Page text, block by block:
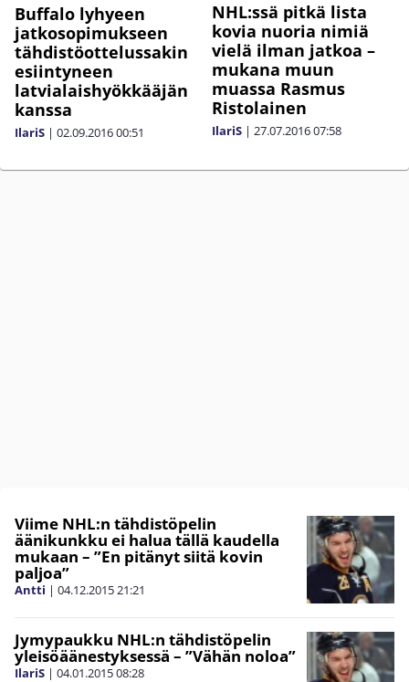
Buffalo lyhyeen
jatkosopimukseen
tähdistöottelussakin
esiintyneen
latvialaishyökkääjän
kanssa
IlariS | 02.09.201600:51
NHL:ssä pitkä lista
kovia nuoria nimiä
vielä ilman jatkoa –
mukana muun
muassa Rasmus
Ristolainen
IlariS | 27.07.201607:58
Viime NHL:n tähdistöpelin
äänikunkku ei halua tällä kaudella
mukaan – ”En pitänyt siitä kovin
paljoa”
Antti | 04.12.201521:21
Jymypaukku NHL:n tähdistöpelin
yleisöäänestyksessä – ”Vähän noloa”
IlariS | 04.01.201508:28